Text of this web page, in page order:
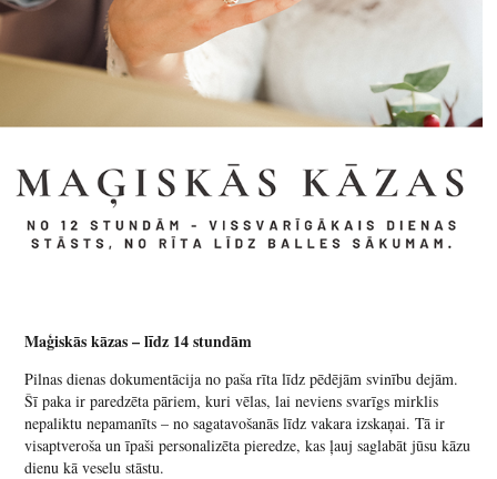
Maģiskās kāzas – līdz 14 stundām
Pilnas dienas dokumentācija no paša rīta līdz pēdējām svinību dejām.
Šī paka ir paredzēta pāriem, kuri vēlas, lai neviens svarīgs mirklis
nepaliktu nepamanīts – no sagatavošanās līdz vakara izskaņai. Tā ir
visaptveroša un īpaši personalizēta pieredze, kas ļauj saglabāt jūsu kāzu
dienu kā veselu stāstu.